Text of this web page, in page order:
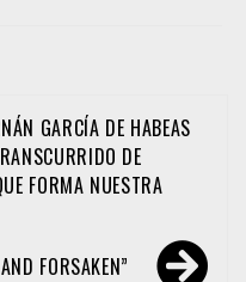
GARCÍA DE HABEAS
DE
FORMA NUESTRA
FORSAKEN”